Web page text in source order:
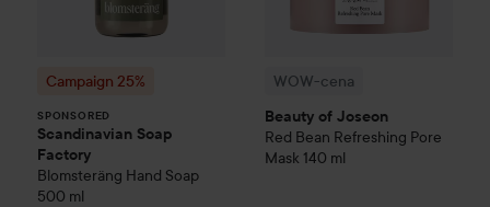
Campaign 25%
SPONSORED
Scandinavian Soap
Factory
Blomsteräng Hand Soap
500 ml
WOW-cena
Beauty of Joseon
Red Bean Refreshing Pore
Mask 140 ml